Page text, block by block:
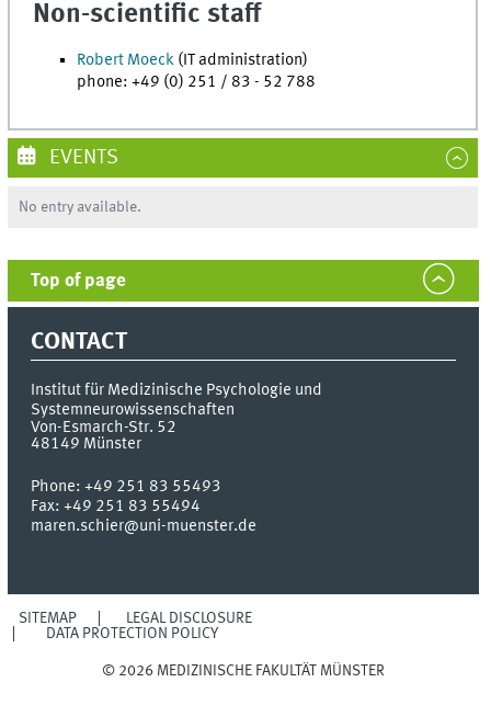
Non-scientific staff
Robert Moeck (IT administration)
phone: +49 (0) 251 / 83 - 52 788
EVENTS
No entry available.
Top of page
CONTACT
Institut für Medizinische Psychologie und
Systemneurowissenschaften
Von-Esmarch-Str. 52
48149 Münster
Phone:+49 251 83 55493
Fax:+49 251 83 55494
maren.schier@uni-muenster.de
SITEMAP
LEGAL DISCLOSURE
DATA PROTECTION POLICY
© 2026 MEDIZINISCHE FAKULTÄT MÜNSTER